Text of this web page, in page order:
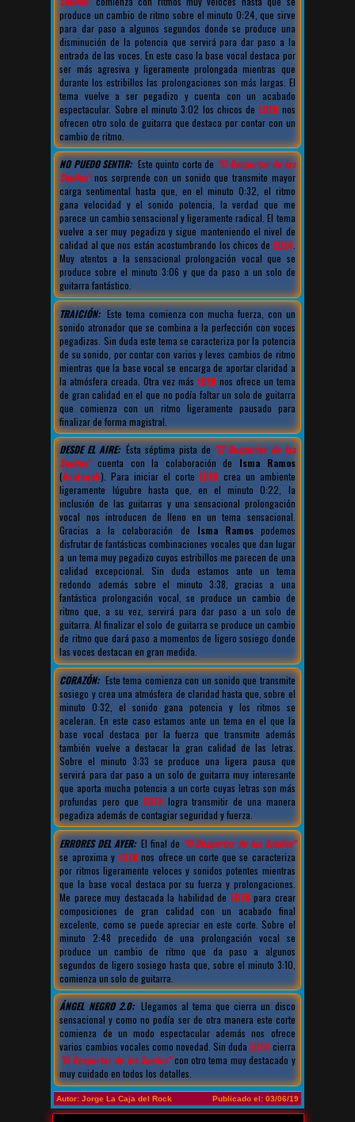
produce un cambio de ritmo sobre el minuto 0:24, que sirve
para dar paso a algunos segundos donde se produce una
disminución de la potencia que servirá para dar paso a la
entrada de las voces. En este caso la base vocal destaca por
ser más agresiva y ligeramente prolongada mientras que
durante los estribillos las prolongaciones son más largas. El
tema vuelve a ser pegadizo y cuenta con un acabado
espectacular. Sobre el minuto 3:02 los chicos de EDEN nos
ofrecen otro solo de guitarra que destaca por contar con un
cambio de ritmo.
NO PUEDO SENTIR: Este quinto corte de "El Despertar de los
Sueños"nos sorprende con un sonido que transmite mayor
carga sentimental hasta que, en el minuto 0:32, el ritmo
gana velocidad y el sonido potencia, la verdad que me
parece un cambio sensacional y ligeramente radical. El tema
vuelve a ser muy pegadizo y sigue manteniendo el nivel de
calidad al que nos están acostumbrando los chicos de EDEN
Muy atentos a la sensacional prolongación vocal que se
produce sobre el minuto 3:06 y que da paso a un solo de
guitarra fantástico.
TRAICIÓN: Este tema comienza con mucha fuerza, con un
sonido atronador que se combina a la perfección con voces
pegadizas. Sin duda este tema se caracteriza por la potencia
de su sonido, por contar con varios y leves cambios de ritmo
mientras que la base vocal se encarga de aportar claridad a
la atmósfera creada. Otra vez más EDEN nos ofrece un tema
de gran calidad en el que no podía faltar un solo de guitarra
que comienza con un ritmo ligeramente pausado para
finalizar de forma magistral.
DESDE EL AIRE: Ésta séptima pista de "El Despertar de los
Sueños"cuenta con la colaboración de Isma Ramos
(Avalanch). Para iniciar el corte EDEN crea un ambiente
ligeramente lúgubre hasta que, en el minuto 0:22, la
inclusión de las guitarras y una sensacional prolongación
vocal nos introducen de lleno en un tema sensacional.
Gracias a la colaboración de Isma Ramospodemos
disfrutar de fantásticas combinaciones vocales que dan lugar
a un tema muy pegadizo cuyos estribillos me parecen de una
calidad excepcional. Sin duda estamos ante un tema
redondo además sobre el minuto 3:38, gracias a una
fantástica prolongación vocal, se produce un cambio de
ritmo que, a su vez, servirá para dar paso a un solo de
guitarra. Al finalizar el solo de guitarra se produce un cambio
de ritmo que dará paso a momentos de ligero sosiego donde
las voces destacan en gran medida.
CORAZÓN: Este tema comienza con un sonido que transmite
sosiego y crea una atmósfera de claridad hasta que, sobre el
minuto 0:32, el sonido gana potencia y los ritmos se
aceleran. En este caso estamos ante un tema en el que la
base vocal destaca por la fuerza que transmite además
también vuelve a destacar la gran calidad de las letras.
Sobre el minuto 3:33 se produce una ligera pausa que
servirá para dar paso a un solo de guitarra muy interesante
que aporta mucha potencia a un corte cuyas letras son más
profundas pero que EDEN logra transmitir de una manera
pegadiza además de contagiar seguridad y fuerza.
ERRORES DEL AYER: El final de "El Despertar de los Sueños"
se aproxima y EDEN nos ofrece un corte que se caracteriza
por ritmos ligeramente veloces y sonidos potentes mientras
que la base vocal destaca por su fuerza y prolongaciones.
Me parece muy destacada la habilidad de EDEN para crear
composiciones de gran calidad con un acabado final
excelente, como se puede apreciar en este corte. Sobre el
minuto 2:48 precedido de una prolongación vocal se
produce un cambio de ritmo que da paso a algunos
segundos de ligero sosiego hasta que, sobre el minuto 3:10,
comienza un solo de guitarra.
ÁNGEL NEGRO 2.0: Llegamos al tema que cierra un disco
sensacional y como no podía ser de otra manera este corte
comienza de un modo espectacular además nos ofrece
varios cambios vocales como novedad. Sin duda EDEN cierra
"El Despertar de los Sueños"con otro tema muy destacado y
muy cuidado en todos los detalles.
Autor: Jorge La Caja del Rock Publicado el: 03/06/19